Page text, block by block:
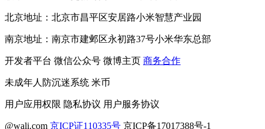
北京地址：北京市昌平区安居路小米智慧产业园
南京地址：南京市建邺区永初路37号小米华东总部
开发者平台 微信公众号 微博主页 商务合作
未成年人防沉迷系统 米币
用户应用权限 隐私协议 用户服务协议
@wali.com 京ICP证110335号 京ICP备17017388号-1